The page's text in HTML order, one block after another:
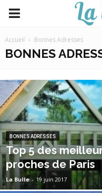
Accueil Bonnes Adresses
BONNES
BONNES ADRESSES
Top 5 des
proches de Paris
La Bulle - 19 juin 2017